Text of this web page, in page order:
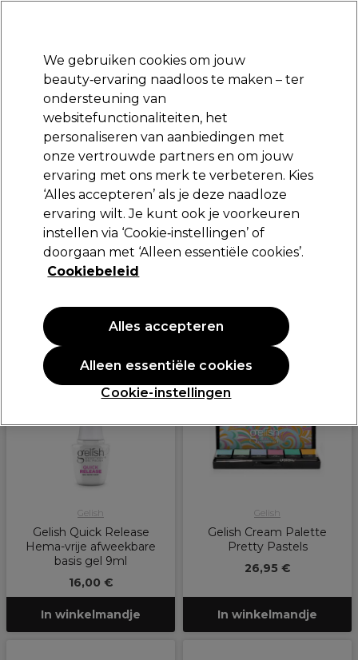
Aanmelden
Merken Deals Haar Elektra
Volgende dag geleverd*
Na verzending, maandag t/m vrijdag
Merken Gelish
Gelish
Sorteren op:Populariteit
Gelish
Gelish Quick Release
Hema-vrije afweekbare
basis gel 9ml
16,00 €
In winkelmandje
Gelish
Gelish Cream Palette
Pretty Pastels
26,95 €
In winkelmandje
We gebruiken cookies om jouw
beauty‑ervaring naadloos te maken – ter
ondersteuning van
websitefunctionaliteiten, het
personaliseren van aanbiedingen met
onze vertrouwde partners en om jouw
ervaring met ons merk te verbeteren. Kies
‘Alles accepteren’ als je deze naadloze
ervaring wilt. Je kunt ook je voorkeuren
instellen via ‘Cookie‑instellingen’ of
doorgaan met ‘Alleen essentiële cookies’.
Cookiebeleid
Cookie-instellingen
Alleen essentiële cookies
Alles accepteren